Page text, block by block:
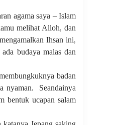
agama saya – Islam
melihat Alloh, dan
mengamalkan Ihsan ini,
budaya malas dan
badan
nyaman.
Seandainya
bentuk ucapan salam